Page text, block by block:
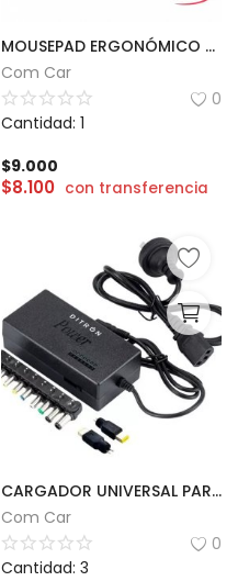
MOUSEPAD ERGONÓMICO GEL | NETMAK
Com Car
0
Cantidad: 1
$9.000
$8.100 con transferencia
CARGADOR UNIVERSAL PARA NOTEBOOK
Com Car
0
Cantidad: 3